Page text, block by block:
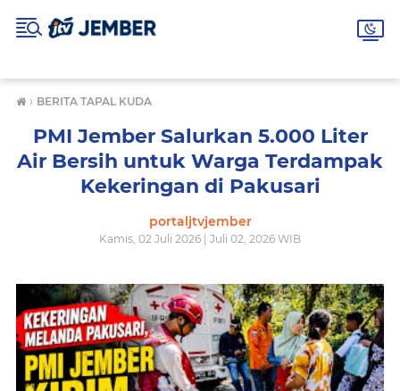
› BERITA TAPAL KUDA
PMI Jember Salurkan 5.000 Liter
Air Bersih untuk Warga Terdampak
Kekeringan di Pakusari
portaljtvjember
Kamis, 02 Juli 2026 | Juli 02, 2026 WIB